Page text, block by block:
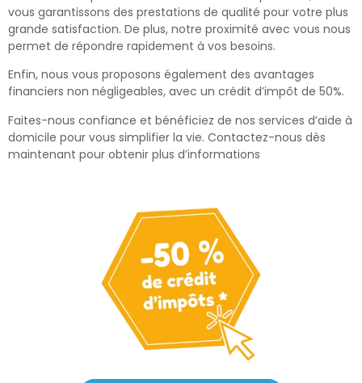
vous garantissons des prestations de qualité pour votre plus
grande satisfaction. De plus, notre proximité avec vous nous
permet de répondre rapidement à vos besoins.
Enfin, nous vous proposons également des avantages
financiers non négligeables, avec un crédit d’impôt de 50%.
Faites-nous confiance et bénéficiez de nos services d’aide à
domicile pour vous simplifier la vie. Contactez-nous dès
maintenant pour obtenir plus d’informations